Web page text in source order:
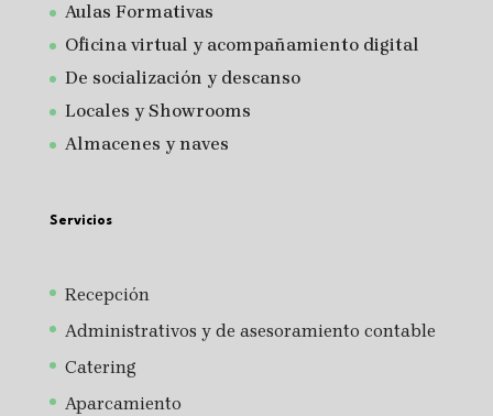
Aulas Formativas
Oficina virtual y acompañamiento digital
De socialización y descanso
Locales y Showrooms
Almacenes y naves
Servicios
Recepción
Administrativos y de asesoramiento contable
Catering
Aparcamiento